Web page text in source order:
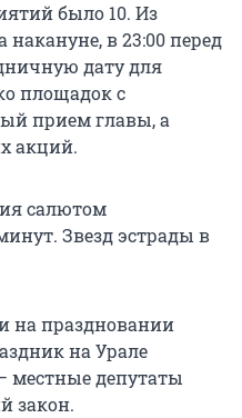
было 10. Из
в 23:00 перед
дату для
площадок с
прием главы, а
акций.
салютом
Звезд эстрады в
на праздновании
на Урале
местные депутаты
закон.